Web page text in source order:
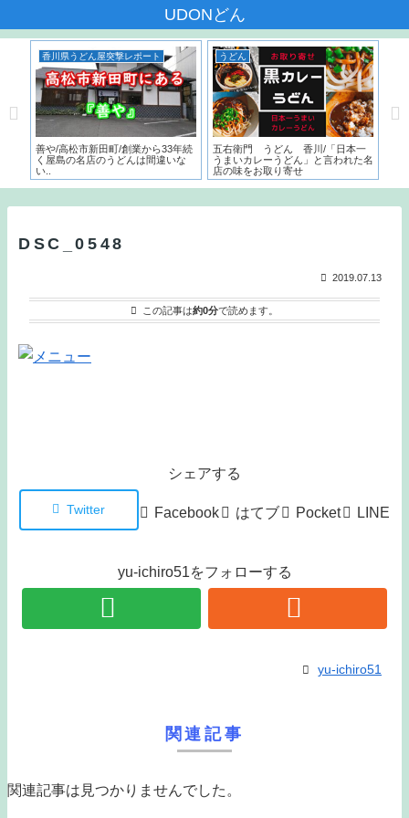
UDONどん
香川県うどん屋突撃レポート
善や/高松市新田町/創業から33年続
く屋島の名店のうどんは間違いな
い..
うどん
五右衛門 うどん 香川/「日本一
うまいカレーうどん」と言われた名
店の味をお取り寄せ
DSC_0548
2019.07.13
この記事は約0分で読めます。
シェアする
Twitter Facebook はてブ Pocket LINE
yu-ichiro51をフォローする
yu-ichiro51
関連記事
関連記事は見つかりませんでした。